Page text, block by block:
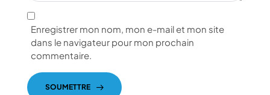
Enregistrer mon nom, mon e-mail et mon site
dans le navigateur pour mon prochain
commentaire.
SOUMETTRE